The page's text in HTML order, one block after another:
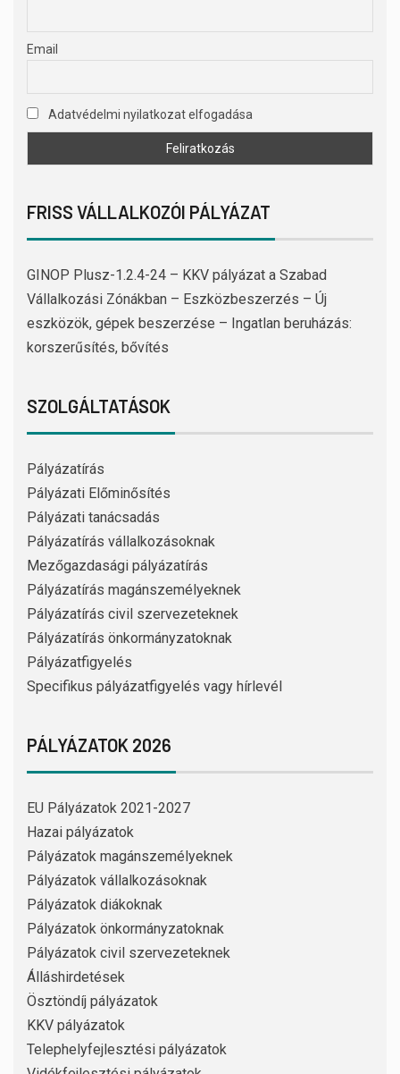
Email
Adatvédelmi nyilatkozat elfogadása
FRISS VÁLLALKOZÓI PÁLYÁZAT
GINOP Plusz-1.2.4-24 – KKV pályázat a Szabad
Vállalkozási Zónákban – Eszközbeszerzés – Új
eszközök, gépek beszerzése – Ingatlan beruházás:
korszerűsítés, bővítés
SZOLGÁLTATÁSOK
Pályázatírás
Pályázati Előminősítés
Pályázati tanácsadás
Pályázatírás vállalkozásoknak
Mezőgazdasági pályázatírás
Pályázatírás magánszemélyeknek
Pályázatírás civil szervezeteknek
Pályázatírás önkormányzatoknak
Pályázatfigyelés
Specifikus pályázatfigyelés vagy hírlevél
PÁLYÁZATOK 2026
EU Pályázatok 2021-2027
Hazai pályázatok
Pályázatok magánszemélyeknek
Pályázatok vállalkozásoknak
Pályázatok diákoknak
Pályázatok önkormányzatoknak
Pályázatok civil szervezeteknek
Álláshirdetések
Ösztöndíj pályázatok
KKV pályázatok
Telephelyfejlesztési pályázatok